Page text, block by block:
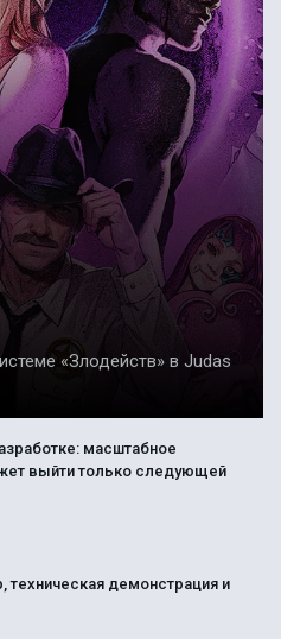
«Злодейств» в Judas
масштабное
выйти только следующей
техническая демонстрация и